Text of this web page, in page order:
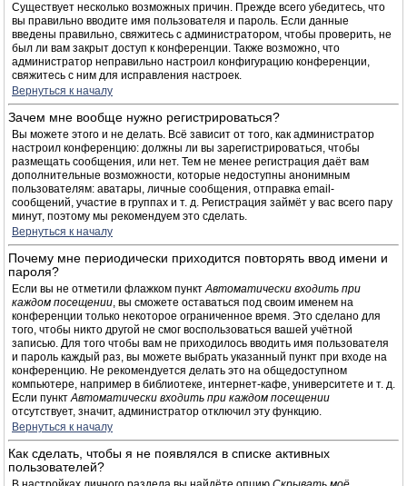
Существует несколько возможных причин. Прежде всего убедитесь, что
вы правильно вводите имя пользователя и пароль. Если данные
введены правильно, свяжитесь с администратором, чтобы проверить, не
был ли вам закрыт доступ к конференции. Также возможно, что
администратор неправильно настроил конфигурацию конференции,
свяжитесь с ним для исправления настроек.
Вернуться к началу
Зачем мне вообще нужно регистрироваться?
Вы можете этого и не делать. Всё зависит от того, как администратор
настроил конференцию: должны ли вы зарегистрироваться, чтобы
размещать сообщения, или нет. Тем не менее регистрация даёт вам
дополнительные возможности, которые недоступны анонимным
пользователям: аватары, личные сообщения, отправка email-
сообщений, участие в группах и т. д. Регистрация займёт у вас всего пару
минут, поэтому мы рекомендуем это сделать.
Вернуться к началу
Почему мне периодически приходится повторять ввод имени и
пароля?
Если вы не отметили флажком пунктАвтоматически входить при
каждом посещении, вы сможете оставаться под своим именем на
конференции только некоторое ограниченное время. Это сделано для
того, чтобы никто другой не смог воспользоваться вашей учётной
записью. Для того чтобы вам не приходилось вводить имя пользователя
и пароль каждый раз, вы можете выбрать указанный пункт при входе на
конференцию. Не рекомендуется делать это на общедоступном
компьютере, например в библиотеке, интернет-кафе, университете и т. д.
Если пунктАвтоматически входить при каждом посещении
отсутствует, значит, администратор отключил эту функцию.
Вернуться к началу
Как сделать, чтобы я не появлялся в списке активных
пользователей?